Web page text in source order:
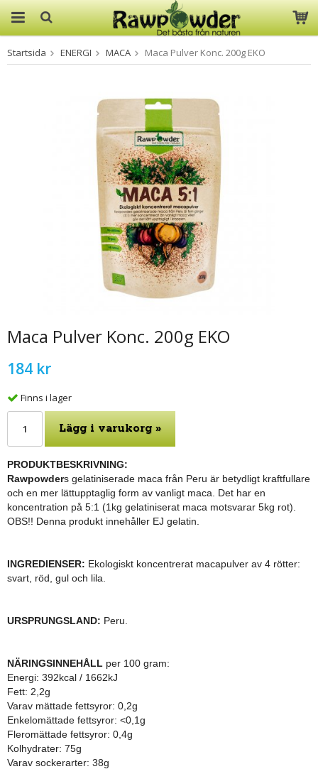
Produkten har blivit tillagd i
varukorgen
Startsida ENERGI MACA Maca Pulver Konc. 200g EKO
Maca Pulver Konc. 200g EKO
184 kr
Finns i lager
Lägg i varukorg »
PRODUKTBESKRIVNING:
Rawpowders gelatiniserade maca från Peru är betydligt kraftfullare
och en mer lättupptaglig form av vanligt maca. Det har en
koncentration på 5:1 (1kg gelatiniserat maca motsvarar 5kg rot).
OBS!! Denna produkt innehåller EJ gelatin.
INGREDIENSER: Ekologiskt koncentrerat macapulver av 4 rötter:
svart, röd, gul och lila.
URSPRUNGSLAND: Peru.
NÄRINGSINNEHÅLL per 100 gram:
Energi: 392kcal / 1662kJ
Fett: 2,2g
Varav mättade fettsyror: 0,2g
Enkelomättade fettsyror: <0,1g
Fleromättade fettsyror: 0,4g
Kolhydrater: 75g
Varav sockerarter: 38g